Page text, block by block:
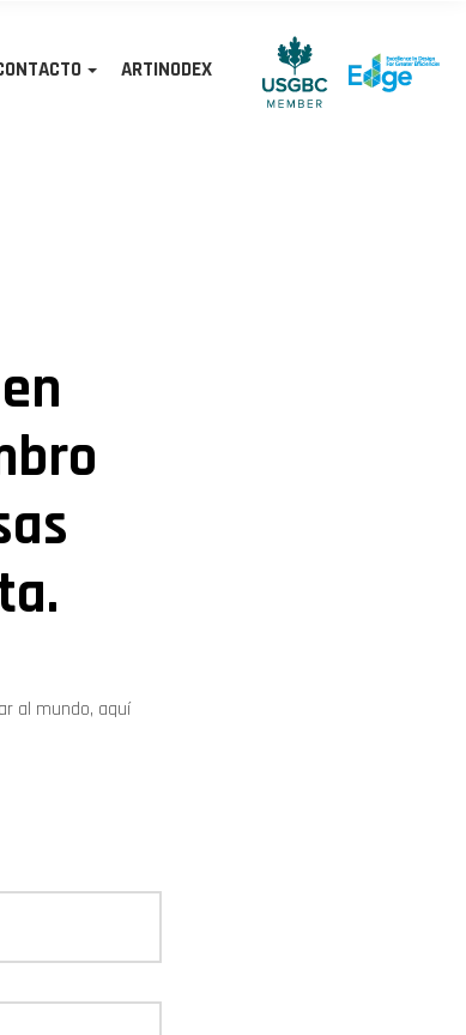
ARTINODEX
al mundo, aquí